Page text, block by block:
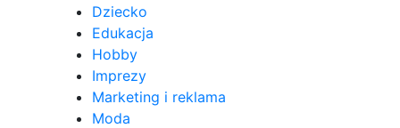
Dziecko
Edukacja
Hobby
Imprezy
Marketing i reklama
Moda